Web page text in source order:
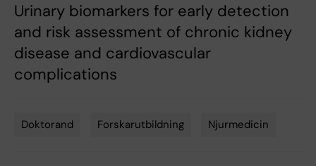
Urinary biomarkers for early detection
and risk assessment of chronic kidney
disease and cardiovascular
complications
Doktorand Forskarutbildning Njurmedicin